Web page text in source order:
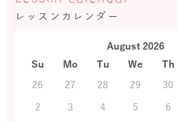
レッスンカレンダー
August 2026
Su
Mo Tu We Th
26
27 28 29 30
2
3 4 5 6